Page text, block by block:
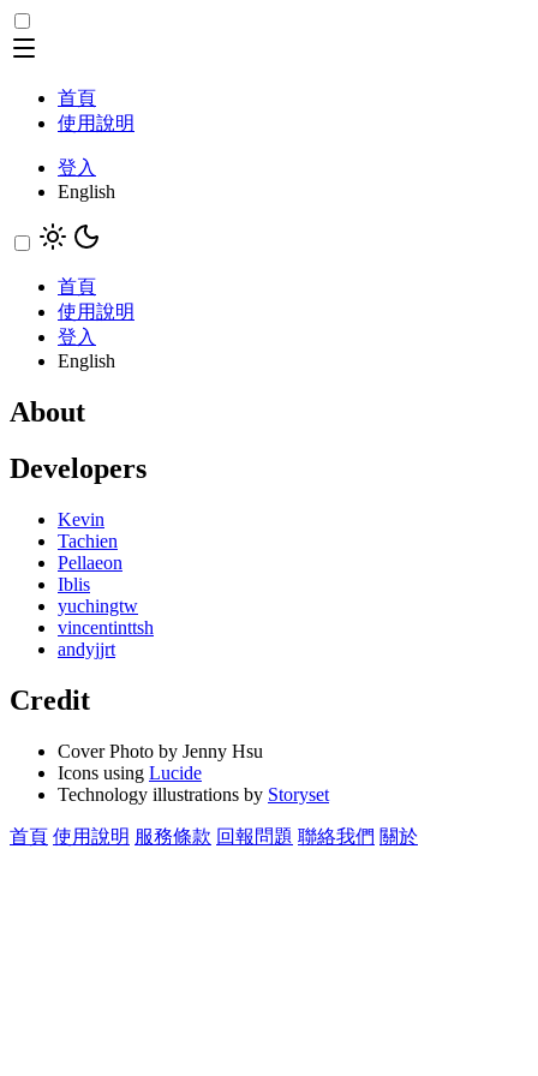
首頁
使用說明
登入
English
首頁
使用說明
登入
English
About
Developers
Kevin
Tachien
Pellaeon
Iblis
yuchingtw
vincentinttsh
andyjjrt
Credit
Cover Photo by Jenny Hsu
Icons using Lucide
Technology illustrations by Storyset
首頁 使用說明 服務條款 回報問題 聯絡我們 關於